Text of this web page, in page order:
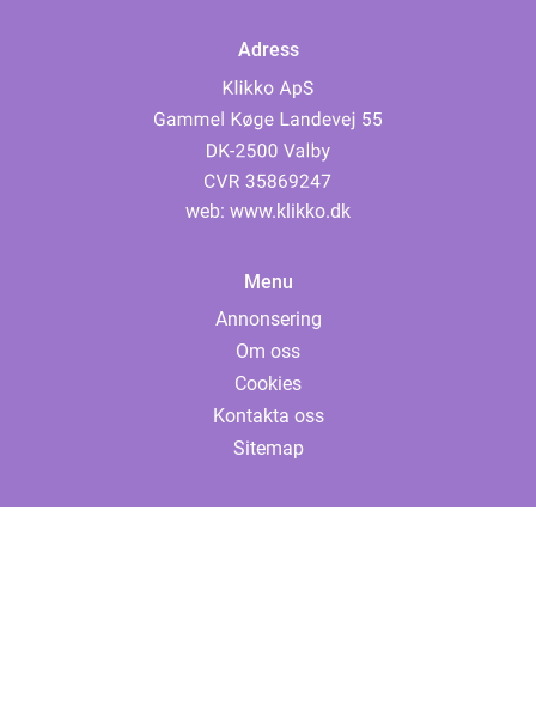
Adress
web: www.klikko.dk
Menu
Annonsering
Om oss
Cookies
Kontakta oss
Sitemap